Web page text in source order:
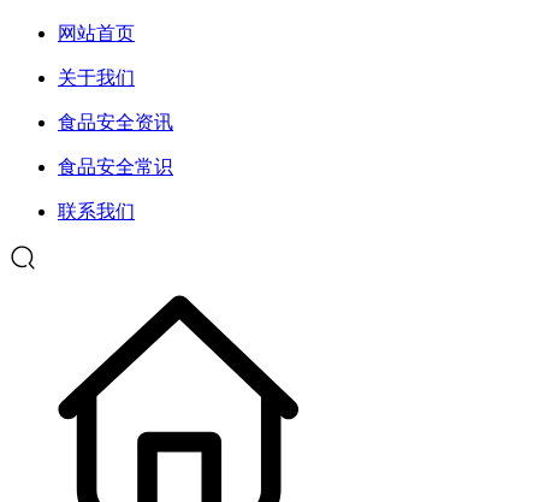
网站首页
关于我们
食品安全资讯
食品安全常识
联系我们